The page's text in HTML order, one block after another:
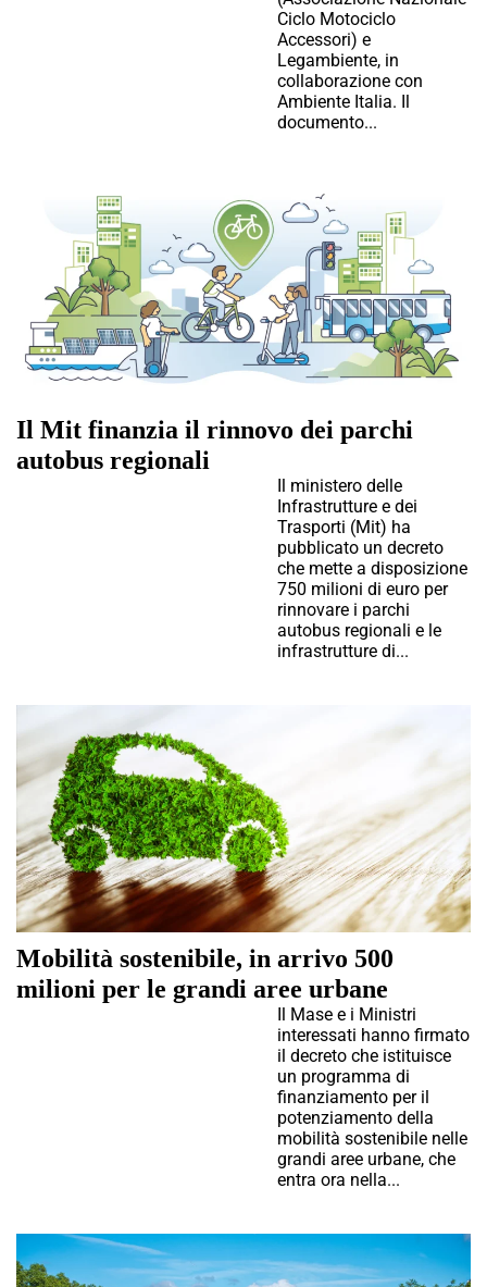
Ciclo Motociclo
Accessori) e
Legambiente, in
collaborazione con
Ambiente Italia. Il
documento...
Il Mit finanzia il rinnovo dei parchi
autobus regionali
Il ministero delle
Infrastrutture e dei
Trasporti (Mit) ha
pubblicato un decreto
che mette a disposizione
750 milioni di euro per
rinnovare i parchi
autobus regionali e le
infrastrutture di...
Mobilità sostenibile, in arrivo 500
milioni per le grandi aree urbane
Il Mase e i Ministri
interessati hanno firmato
il decreto che istituisce
un programma di
finanziamento per il
potenziamento della
mobilità sostenibile nelle
grandi aree urbane, che
entra ora nella...